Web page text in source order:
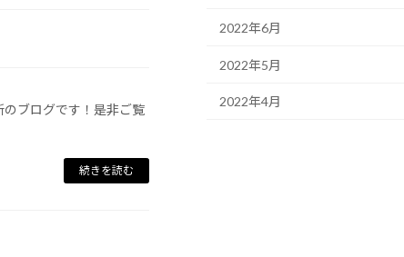
ブログです！是非ご覧
続きを読む
2022年6月
2022年5月
2022年4月